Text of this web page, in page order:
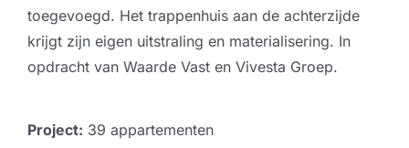
toegevoegd. Het trappenhuis aan de achterzijde
krijgt zijn eigen uitstraling en materialisering. In
opdracht van Waarde Vast en Vivesta Groep.
Project: 39 appartementen